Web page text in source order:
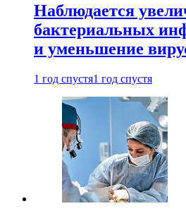
Наблюдается
бактериальных
и уменьшение
1 год спустя1 год спустя